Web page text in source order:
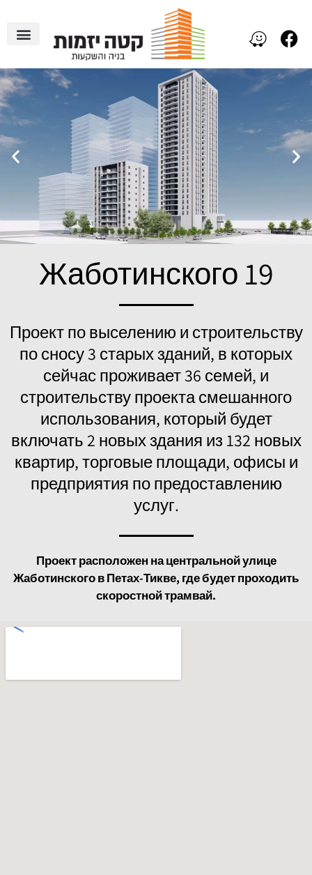
Жаботинского 19
Проект по выселению и строительству
по сносу 3 старых зданий, в которых
сейчас проживает 36 семей, и
строительству проекта смешанного
использования, который будет
включать 2 новых здания из 132 новых
квартир, торговые площади, офисы и
предприятия по предоставлению
услуг.
Проект расположен на центральной улице
Жаботинского в Петах-Тикве, где будет проходить
скоростной трамвай.